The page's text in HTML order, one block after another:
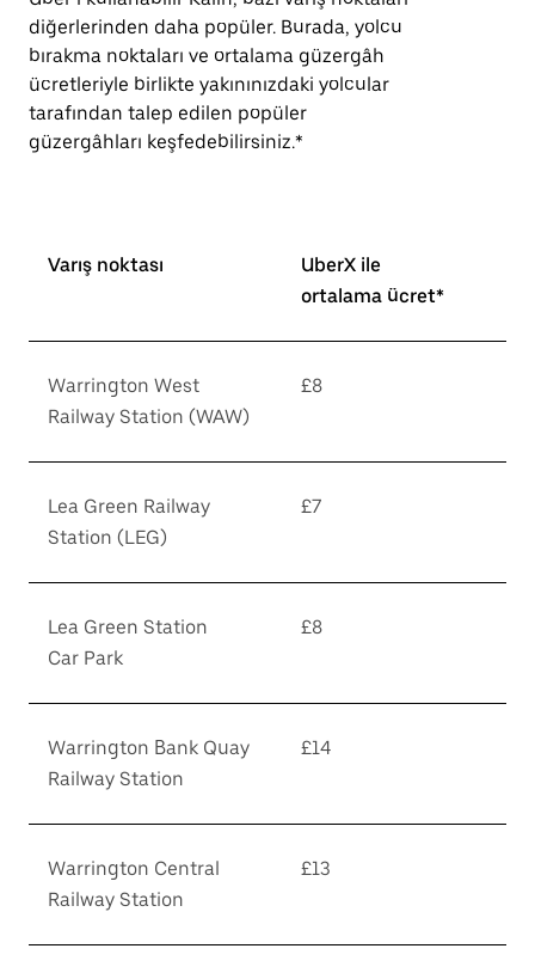
diğerlerinden daha popüler. Burada, yolcu
bırakma noktaları ve ortalama güzergâh
ücretleriyle birlikte yakınınızdaki yolcular
tarafından talep edilen popüler
güzergâhları keşfedebilirsiniz.*
Varış noktası
UberX ile
ortalama ücret*
Warrington West
Railway Station (WAW)
£8
Lea Green Railway
Station (LEG)
£7
Lea Green Station
Car Park
£8
Warrington Bank Quay
Railway Station
£14
Warrington Central
Railway Station
£13